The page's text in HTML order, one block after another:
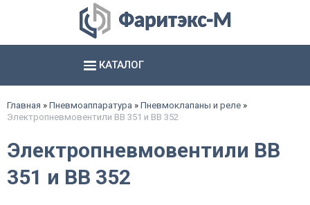
КАТАЛОГ
Главная » Пневмоаппаратура » Пневмоклапаны и реле »
Электропневмовентили ВВ 351 и ВВ 352
Электропневмовентили ВВ
351 и ВВ 352